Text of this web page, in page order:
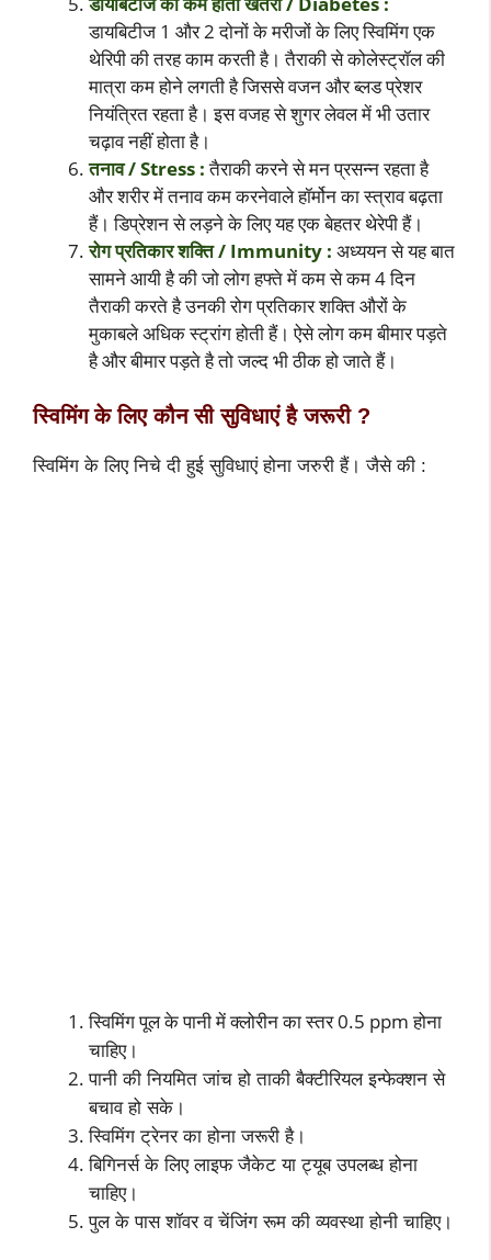
डायबिटीज 1 और 2 दोनों के मरीजों के लिए स्विमिंग एक
थेरिपी की तरह काम करती है। तैराकी से कोलेस्ट्रॉल की
मात्रा कम होने लगती है जिससे वजन और ब्लड प्रेशर
नियंत्रित रहता है। इस वजह से शुगर लेवल में भी उतार
चढ़ाव नहीं होता है।
तनाव / Stress :तैराकी करने से मन प्रसन्न रहता है
और शरीर में तनाव कम करनेवाले हॉर्मोन का स्त्राव बढ़ता
हैं। डिप्रेशन से लड़ने के लिए यह एक बेहतर थेरेपी हैं।
रोग प्रतिकार शक्ति / Immunity : अध्ययन से यह बात
सामने आयी है की जो लोग हफ्ते में कम से कम 4 दिन
तैराकी करते है उनकी रोग प्रतिकार शक्ति औरों के
मुकाबले अधिक स्ट्रांग होती हैं। ऐसे लोग कम बीमार पड़ते
है और बीमार पड़ते है तो जल्द भी ठीक हो जाते हैं।
स्विमिंग के लिए कौन सी सुविधाएं है जरूरी ?
स्विमिंग के लिए निचे दी हुई सुविधाएं होना जरुरी हैं। जैसे की :
स्विमिंग पूल के पानी में क्लोरीन का स्तर 0.5 ppmहोना
चाहिए।
पानी कीनियमित जांच हो ताकी बैक्टीरियल इन्फेक्शन से
बचाव हो सके।
स्विमिंग ट्रेनर का होना जरूरी है।
बिगिनर्स के लिए लाइफ जैकेट याट्यूब उपलब्ध होना
चाहिए।
पुल के पास शॉवरव चेंजिंग रूम की व्यवस्था होनी चाहिए।